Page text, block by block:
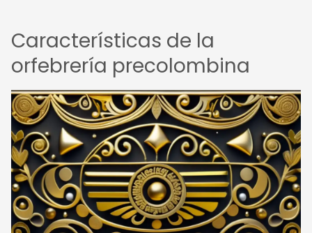
Características de la
orfebrería precolombina